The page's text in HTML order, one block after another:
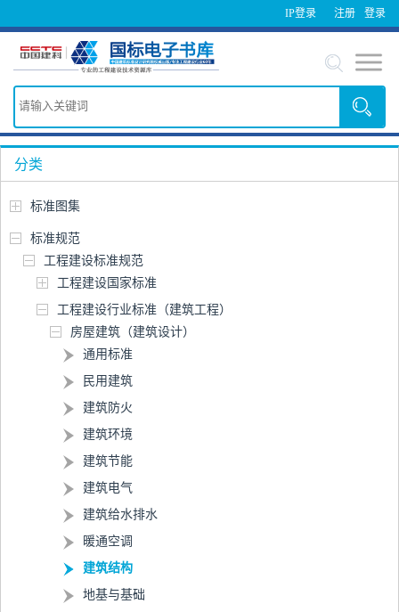
IP登录 登录
注册
分类
标准图集
标准规范
工程建设标准规范
工程建设国家标准
工程建设行业标准（建筑工程）
房屋建筑（建筑设计）
通用标准
民用建筑
建筑防火
建筑环境
建筑节能
建筑电气
建筑给水排水
暖通空调
建筑结构
地基与基础